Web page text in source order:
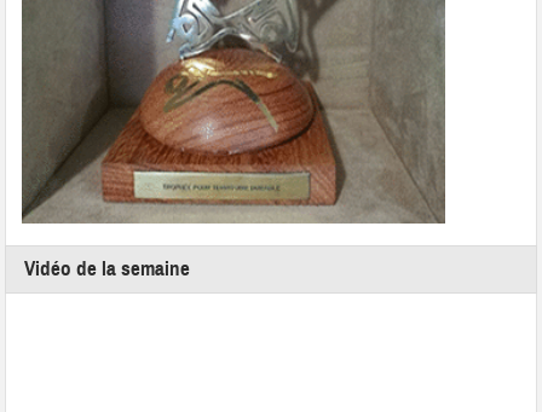
Vidéo de la semaine